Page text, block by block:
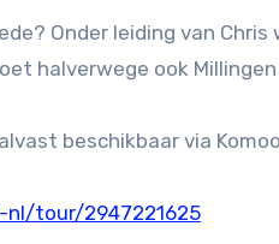
Onder leiding van
halverwege ook
beschikbaar via
tour/2947221625